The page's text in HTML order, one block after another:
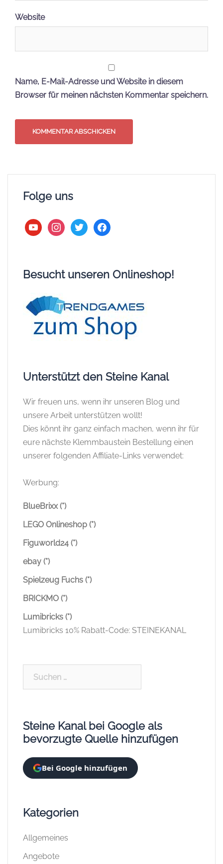
Website
Name, E-Mail-Adresse und Website in diesem
Browser für meinen nächsten Kommentar speichern.
Folge uns
youtubeinstagram
twitter facebook
Besucht unseren Onlineshop!
Unterstützt den Steine Kanal
Wir freuen uns, wenn ihr unseren Blog und
unsere Arbeit unterstützen wollt!
Dies könnt ihr ganz einfach machen, wenn ihr für
eure nächste Klemmbaustein Bestellung einen
unserer folgenden Affiliate-Links verwendet:
Werbung:
BlueBrixx (*)
LEGO Onlineshop (*)
Figuworld24 (*)
ebay (*)
Spielzeug Fuchs (*)
BRICKMO (*)
Lumibricks (*)
Lumibricks 10% Rabatt-Code: STEINEKANAL
Steine Kanal bei Google als
bevorzugte Quelle hinzufügen
Bei Google hinzufügen
Kategorien
Allgemeines
Angebote